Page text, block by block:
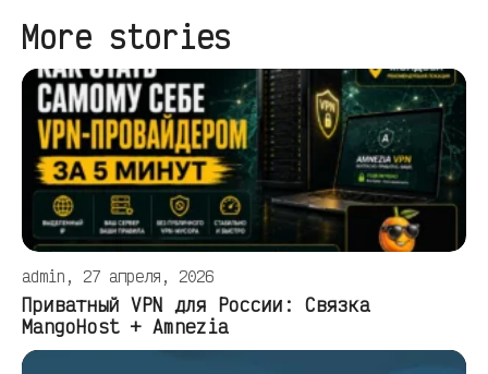
More stories
admin, 27 апреля, 2026
Приватный VPN для России: Связка
MangoHost + Amnezia